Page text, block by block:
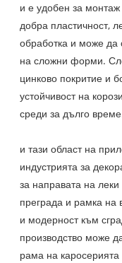
и е удобен за
добра пластичност,
обработка и може да
на сложни форми.
цинково покритие и
устойчивост на
среди за дълго
и тази област на
индустрията за
за направата на
преграда и рамка на
и модерност към
производство може
рама на